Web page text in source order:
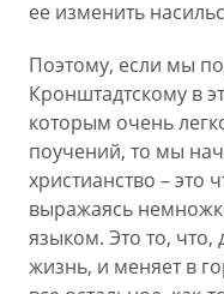
ее изменить
Поэтому, если мы
Кронштадтскому в
которым очень
поучений, то мы
христианство – это
выражаясь
языком. Это то,
жизнь, и меняет в